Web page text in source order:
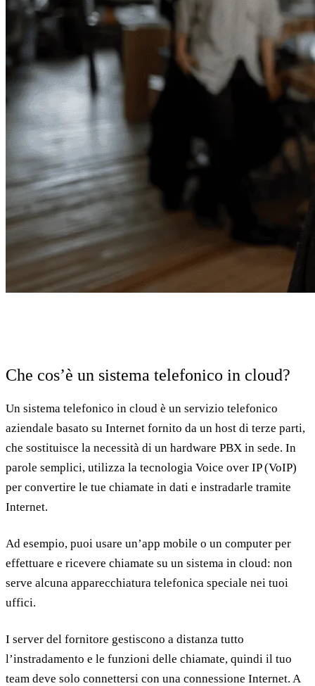
Che cos’è un sistema telefonico in cloud?
Un sistema telefonico in cloud è un servizio telefonico
aziendale basato su Internet fornito da un host di terze parti,
che sostituisce la necessità di un hardware PBX in sede. In
parole semplici, utilizza la tecnologia Voice over IP (VoIP)
per convertire le tue chiamate in dati e instradarle tramite
Internet.
Ad esempio, puoi usare un’app mobile o un computer per
effettuare e ricevere chiamate su un sistema in cloud: non
serve alcuna apparecchiatura telefonica speciale nei tuoi
uffici.
I server del fornitore gestiscono a distanza tutto
l’instradamento e le funzioni delle chiamate, quindi il tuo
team deve solo connettersi con una connessione Internet. A